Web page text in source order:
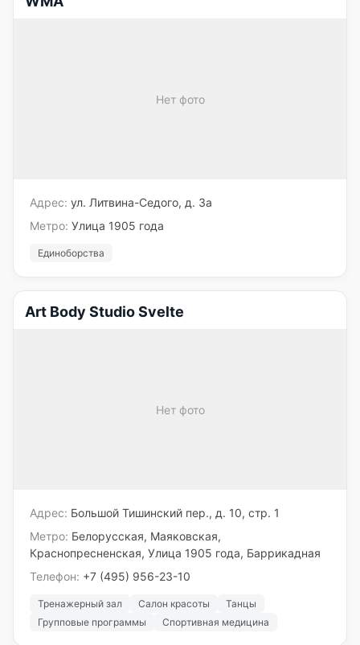
Нет фото
Адрес: ул. Литвина-Седого, д. 3а
Метро: Улица 1905 года
Единоборства
Art Body Studio Svelte
Нет фото
Адрес: Большой Тишинский пер., д. 10, стр. 1
Метро: Белорусская, Маяковская,
Краснопресненская, Улица 1905 года, Баррикадная
Телефон: +7 (495) 956-23-10
Тренажерный зал Салон красоты
Танцы
Групповые программы
Спортивная медицина